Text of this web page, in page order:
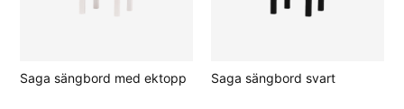
Saga sängbord med ektopp Saga sängbord svart